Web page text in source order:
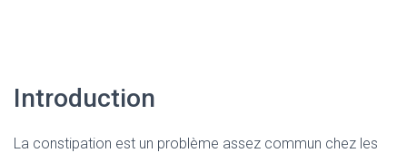
Introduction
La constipation est un problème assez commun chez les